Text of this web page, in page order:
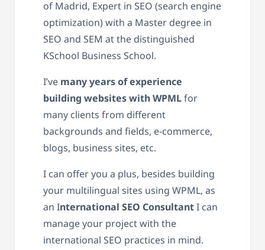
of Madrid, Expert in SEO (search engine
optimization) with a Master degree in
SEO and SEM at the distinguished
KSchool Business School.
I’ve many years of experience
building websites with WPMLfor
many clients from different
backgrounds and fields, e-commerce,
blogs, business sites, etc.
I can offer you a plus, besides building
your multilingual sites using WPML, as
an International SEO ConsultantI can
manage your project with the
international SEO practices in mind.